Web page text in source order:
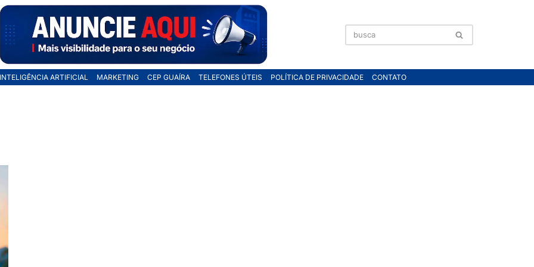
INTELIGÊNCIA ARTIFICIAL MARKETING CEP GUAÍRA TELEFONES ÚTEIS POLÍTICA DE PRIVACIDADE CONTATO